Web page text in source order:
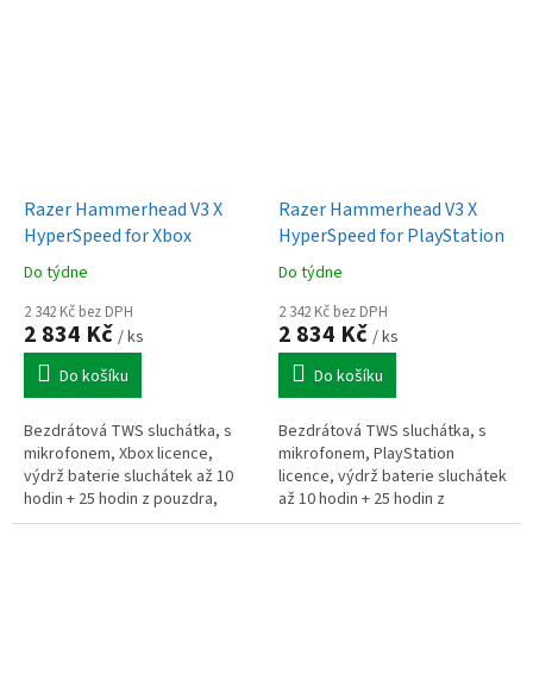
Razer Hammerhead V3 X
HyperSpeed for Xbox
Do týdne
2 342 Kč bez DPH
2 834 Kč / ks
Do košíku
Bezdrátová TWS sluchátka, s
mikrofonem, Xbox licence,
výdrž baterie sluchátek až 10
hodin + 25 hodin z pouzdra,
odolnost IPX4, podpora 7.1
Razer Hammerhead V3 X
HyperSpeed for PlayStation
Do týdne
2 342 Kč bez DPH
2 834 Kč / ks
Do košíku
Bezdrátová TWS sluchátka, s
mikrofonem, PlayStation
licence, výdrž baterie sluchátek
až 10 hodin + 25 hodin z
pouzdra, odolnost IPX4,